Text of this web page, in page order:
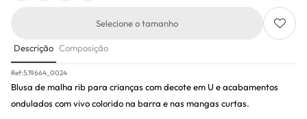
Selecione o tamanho
Descrição Composição
Ref:5.19664_0024
Blusa de malha rib para crianças com decote em U e acabamentos
ondulados com vivo colorido na barra e nas mangas curtas.